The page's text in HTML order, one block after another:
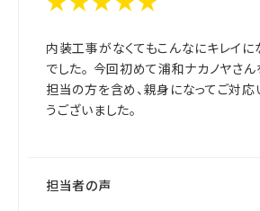
内装工事がなくてもこんなにキレイに
でした。 今回初めて浦和ナカノヤさ
担当の方を含め、親身になってご対
うございました。
担当者の声